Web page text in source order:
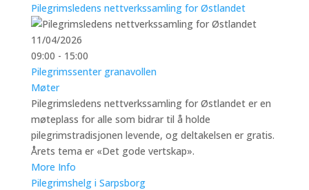
Pilegrimsledens nettverkssamling for Østlandet
11/04/2026
09:00 - 15:00
Pilegrimssenter granavollen
Møter
Pilegrimsledens nettverkssamling for Østlandet er en
møteplass for alle som bidrar til å holde
pilegrimstradisjonen levende, og deltakelsen er gratis.
Årets tema er «Det gode vertskap».
More Info
Pilegrimshelg i Sarpsborg